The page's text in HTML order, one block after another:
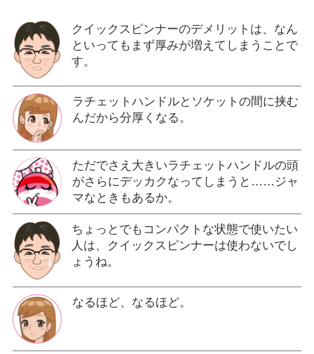
クイックスピンナーのデメリットは、なん
といってもまず厚みが増えてしまうことで
す。
ラチェットハンドルとソケットの間に挟む
んだから分厚くなる。
ただでさえ大きいラチェットハンドルの頭
がさらにデッカクなってしまうと……ジャ
マなときもあるか。
ちょっとでもコンパクトな状態で使いたい
人は、クイックスピンナーは使わないでし
ょうね。
なるほど、なるほど。